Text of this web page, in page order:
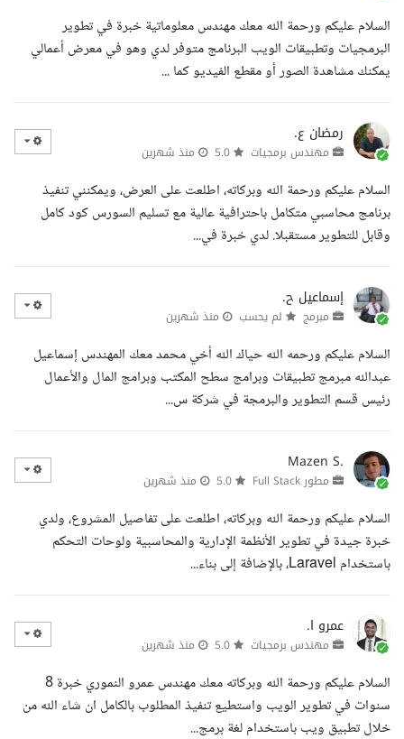
السلام عليكم ورحمة الله معك مهندس معلوماتية خبرة في تطوير
البرمجيات وتطبيقات الويب البرنامج متوفر لدي وهو في معرض أعمالي
يمكنك مشاهدة الصور أو مقطع الفيديو كما ...
رمضان ع.
مهندس برمجيات منذ شهرين
السلام عليكم ورحمة الله وبركاته، اطلعت على العرض، ويمكنني تنفيذ
برنامج محاسبي متكامل باحترافية عالية مع تسليم السورس كود كامل
وقابل للتطوير مستقبلا. لدي خبرة في...
إسماعيل ح.
مبرمج لم يحسب منذ شهرين
السلام عليكم ورحمه الله حياك الله أخي محمد معك المهندس إسماعيل
عبدالله مبرمج تطبيقات وبرامج سطح المكتب وبرامج المال والأعمال
رئيس قسم التطوير والبرمجة في شركة س...
Mazen S.
مطور Full Stack منذ شهرين
السلام عليكم ورحمة الله وبركاته، اطلعت على تفاصيل المشروع، ولدي
خبرة جيدة في تطوير الأنظمة الإدارية والمحاسبية ولوحات التحكم
باستخدام Laravel، بالإضافة إلى بناء...
عمرو ا.
مهندس برمجيات منذ شهرين
السلام عليكم ورحمة الله وبركاته معك مهندس عمرو النموري خبرة 8
سنوات في تطوير الويب واستطيع تنفيذ المطلوب بالكامل ان شاء الله من
خلال تطبيق ويب باستخدام لغة برمج...